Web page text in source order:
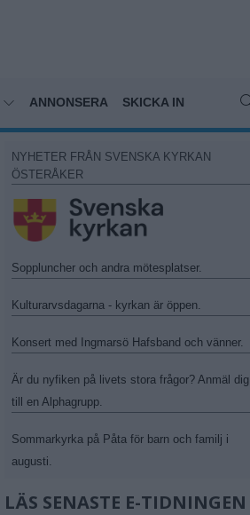
ANNONSERA SKICKA IN
NYHETER FRÅN SVENSKA KYRKAN
ÖSTERÅKER
Soppluncher och andra mötesplatser.
Kulturarvsdagarna - kyrkan är öppen.
Konsert med Ingmarsö Hafsband och vänner.
Är du nyfiken på livets stora frågor? Anmäl dig
till en Alphagrupp.
Sommarkyrka på Påta för barn och familj i
augusti.
LÄS SENASTE E-TIDNINGEN